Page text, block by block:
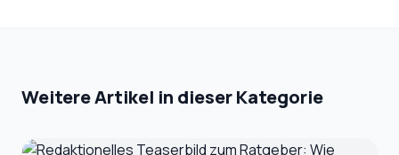
Weitere Artikel in dieser Kategorie